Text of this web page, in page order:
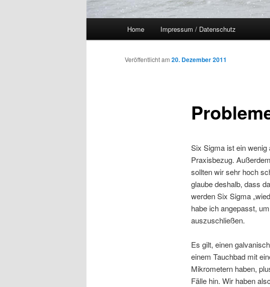
Home Impressum / Datenschutz
Veröffentlicht am 20. Dezember 2011
Six Sigma ist ein
Praxisbezug.
sollten wir sehr hoch
glaube deshalb, dass
werden Six Sigma
habe ich angepasst,
auszuschließen.
Es gilt, einen
einem Tauchbad mit
Mikrometern haben,
Fälle hin. Wir haben